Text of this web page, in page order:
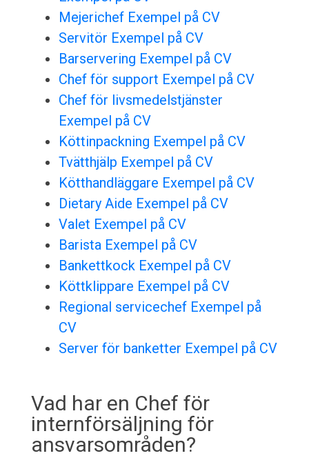
Mejerichef Exempel på CV
Servitör Exempel på CV
Barservering Exempel på CV
Chef för support Exempel på CV
Chef för livsmedelstjänster
Exempel på CV
Köttinpackning Exempel på CV
Tvätthjälp Exempel på CV
Kötthandläggare Exempel på CV
Dietary Aide Exempel på CV
Valet Exempel på CV
Barista Exempel på CV
Bankettkock Exempel på CV
Köttklippare Exempel på CV
Regional servicechef Exempel på
CV
Server för banketter Exempel på CV
Vad har en Chef för
internförsäljning för
ansvarsområden?